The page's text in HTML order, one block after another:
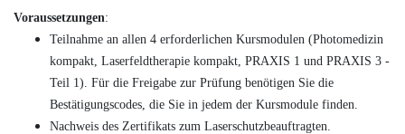
Voraussetzungen:
Teilnahme an allen 4 erforderlichen Kursmodulen (Photomedizin
kompakt, Laserfeldtherapie kompakt, PRAXIS 1 und PRAXIS 3 -
Teil 1). Für die Freigabe zur Prüfung benötigen Sie die
Bestätigungscodes, die Sie in jedem der Kursmodule finden.
Nachweis des Zertifikats zum Laserschutzbeauftragten.